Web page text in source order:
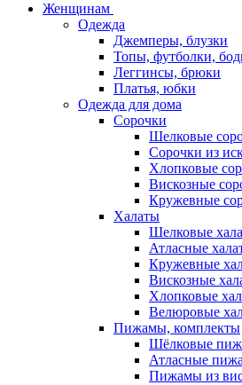
Женщинам
Одежда
Джемперы, блузки
Топы, футболки,
Леггинсы, брюки
Платья, юбки
Одежда для дома
Сорочки
Шелковые
Сорочки из
Хлопковые
Вискозные
Кружевные
Халаты
Шелковые
Атласные
Кружевные
Вискозные
Хлопковые
Велюровые
Пижамы, комплекты
Шёлковые
Атласные
Пижамы из